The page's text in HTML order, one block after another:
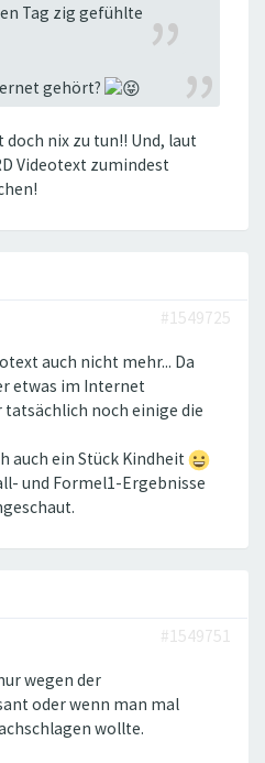
Tag zig gefühlte
gehört?
nix zu tun!! Und, laut
Videotext zumindest
#1549725
auch nicht mehr... Da
etwas im Internet
tatsächlich noch einige die
auch ein Stück Kindheit
und Formel1-Ergebnisse
#1549751
wegen der
oder wenn man mal
wollte.